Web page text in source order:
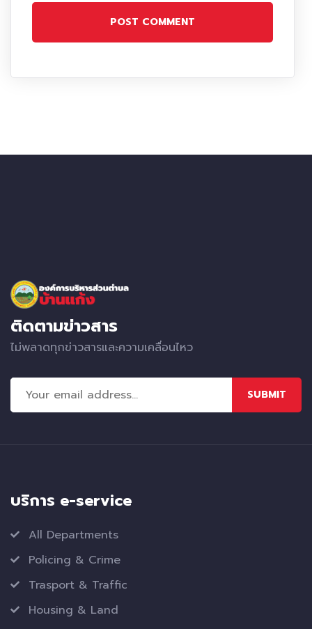
POST COMMENT
ติดตามข่าวสาร
ไม่พลาดทุกข่าวสารและความเคลื่อนไหว
SUBMIT
บริการ e-service
All Departments
Policing & Crime
Trasport & Traffic
Housing & Land